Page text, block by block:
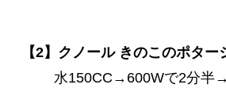
水150CC→600Wで2分